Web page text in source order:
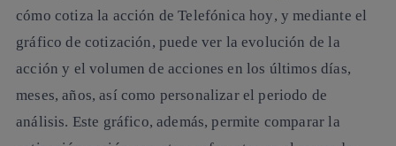
cómo cotiza la acción de Telefónica hoy, y mediante el
gráfico de cotización, puede ver la evolución de la
acción y el volumen de acciones en los últimos días,
meses, años, así como personalizar el periodo de
análisis. Este gráfico, además, permite comparar la